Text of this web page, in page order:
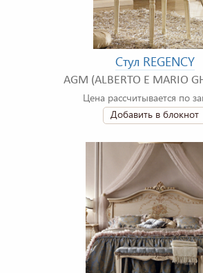
Стул REGENCY
AGM (ALBERTO E MARIO
Цена рассчитывается по
Добавить в блокнот